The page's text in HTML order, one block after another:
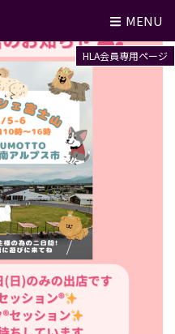
MENU
HLA会員専用ページ